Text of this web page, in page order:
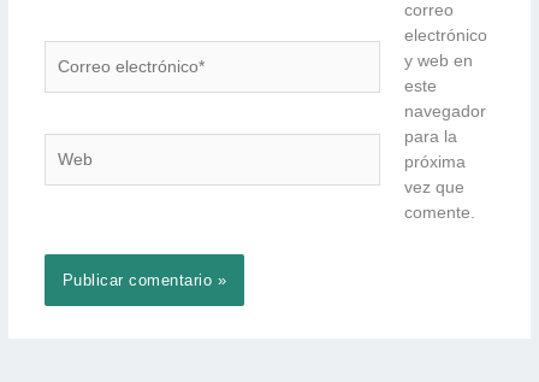
electrónico*
correo
electrónico
y web en
este
navegador
para la
próxima
vez que
comente.